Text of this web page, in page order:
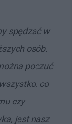
spędzać w
osób.
poczuć
co
czy
jest nasz